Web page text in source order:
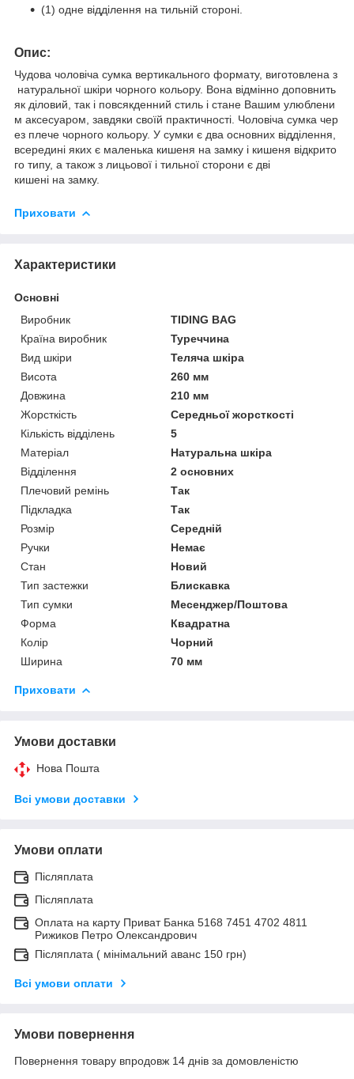
(1) одне відділення на тильній стороні.
Опис:
Чудова чоловіча сумка вертикального формату, виготовлена з
натуральної шкіри чорного кольору. Вона відмінно доповнить
як діловий, так і повсякденний стиль і стане Вашим улюблени
м аксесуаром, завдяки своїй практичності. Чоловіча сумка чер
ез плече чорного кольору. У сумки є два основних відділення,
всередині яких є маленька кишеня на замку і кишеня відкрито
го типу, а також з лицьової і тильної сторони є дві
кишені на замку.
Приховати
Характеристики
Основні
Виробник
TIDING BAG
Країна виробник
Туреччина
Вид шкіри
Теляча шкіра
Висота
260 мм
Довжина
210 мм
Жорсткість
Середньої жорсткості
Кількість відділень
5
Матеріал
Натуральна шкіра
Відділення
2 основних
Плечовий ремінь
Так
Підкладка
Так
Розмір
Середній
Ручки
Немає
Стан
Новий
Тип застежки
Блискавка
Тип сумки
Месенджер/Поштова
Форма
Квадратна
Колір
Чорний
Ширина
70 мм
Приховати
Умови доставки
Нова Пошта
Всі умови доставки
Умови оплати
Післяплата
Післяплата
Оплата на карту Приват Банка 5168 7451 4702 4811
Рижиков Петро Олександрович
Післяплата ( мінімальний аванс 150 грн)
Всі умови оплати
Умови повернення
Повернення товару впродовж 14 днів за домовленістю